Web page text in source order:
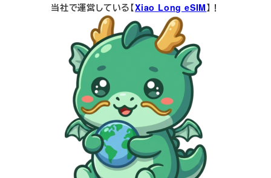
当社で運営している【Xiao Long eSIM】！